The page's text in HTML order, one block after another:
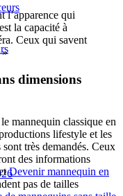
l’apparence qui
la capacité à
Ceux qui savent
»
dimensions
mannequin classique en
lifestyle et les
très demandés. Ceux
des informations
Devenir mannequin en
pas de tailles